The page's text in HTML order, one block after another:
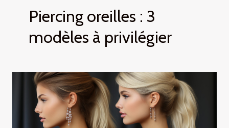
Piercing oreilles : 3
modèles à privilégier